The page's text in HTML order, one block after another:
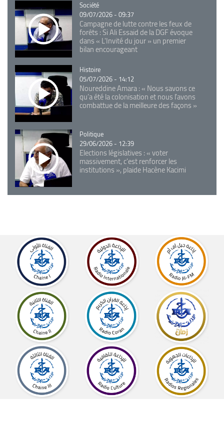
Catégorie
Société
09/07/2026 - 09:37
Campagne de lutte contre les feux de
forêts : Si Ali Essaid de la DGF évoque
dans « L'Invité du jour » un premier
bilan encourageant
Catégorie
Histoire
05/07/2026 - 14:12
Noureddine Amara : « Nous savons ce
qu’a été la colonisation et nous l’avons
combattue de la meilleure des façons »
Catégorie
Politique
29/06/2026 - 12:39
Elections législatives : « voter
massivement, c'est renforcer les
institutions », plaide Hacène Kacimi